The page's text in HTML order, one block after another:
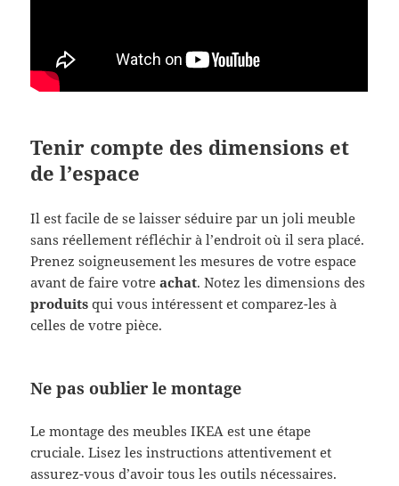
Tenir compte des dimensions et
de l’espace
Il est facile de se laisser séduire par un joli meuble
sans réellement réfléchir à l’endroit où il sera placé.
Prenez soigneusement les mesures de votre espace
avant de faire votreachat. Notez les dimensions des
produits qui vous intéressent et comparez-les à
celles de votre pièce.
Ne pas oublier le montage
Le montage des meubles IKEA est une étape
cruciale. Lisez les instructions attentivement et
assurez-vous d’avoir tous les outils nécessaires.